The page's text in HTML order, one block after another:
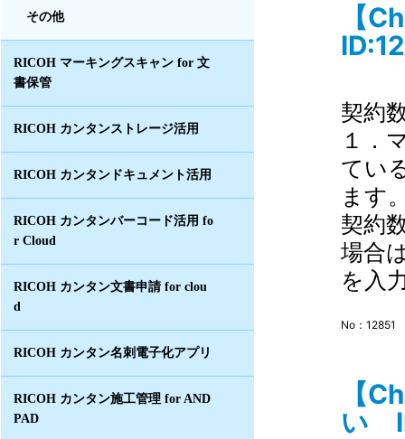
その他
RICOH マーキングスキャン for 文
書保管
RICOH カンタンストレージ活用
RICOH カンタンドキュメント活用
RICOH カンタンバーコード活用 fo
r Cloud
RICOH カンタン文書申請 for clou
d
RICOH カンタン名刺電子化アプリ
RICOH カンタン施工管理 for AND
PAD
【
契約
１．
てい
ます
契約
場合
を入
No：12851
【
い